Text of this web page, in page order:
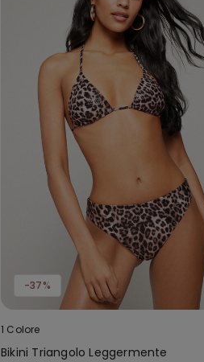
-37%
1 Colore
Bikini Triangolo Leggermente